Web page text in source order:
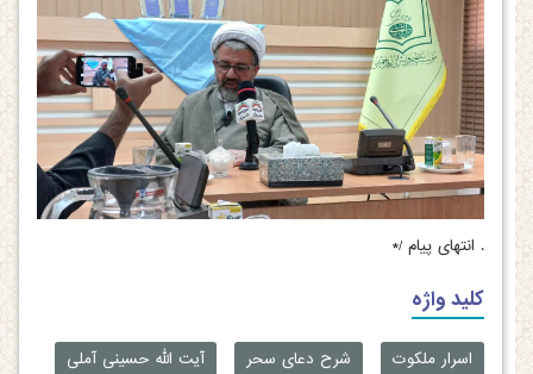
. انتهای پیام /*
کلید واژه
اسرار ملکوت شرح دعای سحر
آیت الله حسینی آملی